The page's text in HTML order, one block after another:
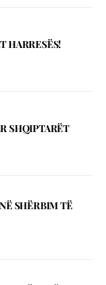
HARRESËS!
SHQIPTARЁT
SHЁRBIM TЁ